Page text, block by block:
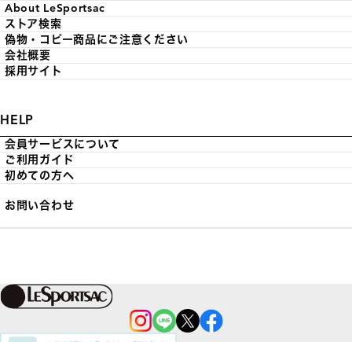
About LeSportsac
ストア検索
偽物・コピー商品にご注意ください
会社概要
採用サイト
HELP
会員サービスについて
ご利用ガイド
初めての方へ
お問い合わせ